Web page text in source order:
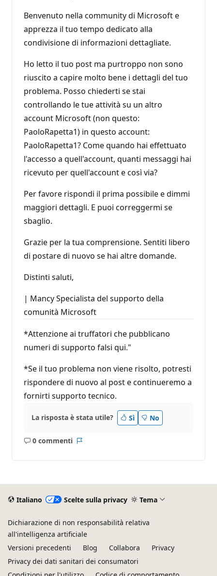
Benvenuto nella community di Microsoft e
apprezza il tuo tempo dedicato alla
condivisione di informazioni dettagliate.
Ho letto il tuo post ma purtroppo non sono
riuscito a capire molto bene i dettagli del tuo
problema. Posso chiederti se stai
controllando le tue attività su un altro
account Microsoft (non questo:
PaoloRapetta1) in questo account:
PaoloRapetta1? Come quando hai effettuato
l'accesso a quell'account, quanti messaggi hai
ricevuto per quell'account e così via?
Per favore rispondi il prima possibile e dimmi
maggiori dettagli. E puoi correggermi se
sbaglio.
Grazie per la tua comprensione. Sentiti libero
di postare di nuovo se hai altre domande.
Distinti saluti,
| Mancy Specialista del supporto della
comunità Microsoft
*Attenzione ai truffatori che pubblicano
numeri di supporto falsi qui."
*Se il tuo problema non viene risolto, potresti
rispondere di nuovo al post e continueremo a
fornirti supporto tecnico.
La risposta è stata utile? Sì No
0 commenti
Nessun
Italiano Scelte sulla privacy Tema
Dichiarazione di non responsabilità relativa
all'intelligenza artificiale
Versioni precedenti
Blog Collabora
Privacy
Privacy dei dati sanitari dei consumatori